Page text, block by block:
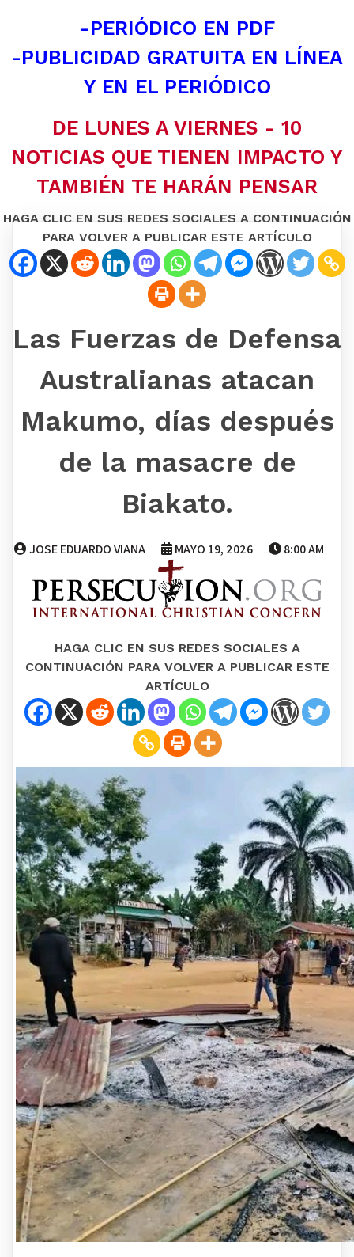
-PERIÓDICO EN PDF
-PUBLICIDAD GRATUITA EN LÍNEA
Y EN EL PERIÓDICO
DE LUNES A VIERNES - 10
NOTICIAS QUE TIENEN IMPACTO Y
TAMBIÉN TE HARÁN PENSAR
HAGA CLIC EN SUS REDES SOCIALES A CONTINUACIÓN
PARA VOLVER A PUBLICAR ESTE ARTÍCULO
Las Fuerzas de Defensa
Australianas atacan
Makumo, días después
de la masacre de
Biakato.
JOSE EDUARDO VIANA MAYO 19, 2026 8:00 AM
HAGA CLIC EN SUS REDES SOCIALES A
CONTINUACIÓN PARA VOLVER A PUBLICAR ESTE
ARTÍCULO